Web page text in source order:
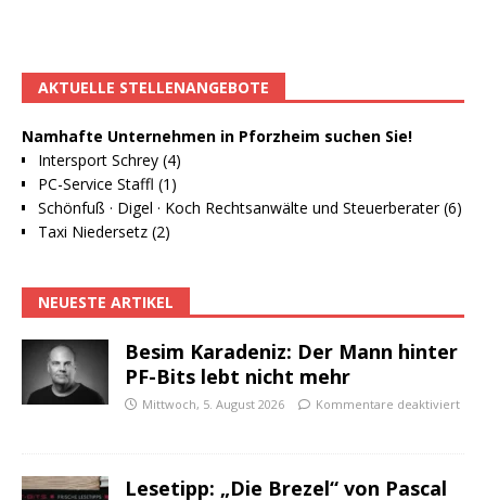
AKTUELLE STELLENANGEBOTE
Namhafte Unternehmen in Pforzheim suchen Sie!
Intersport Schrey (4)
PC-Service Staffl (1)
Schönfuß · Digel · Koch Rechtsanwälte und Steuerberater (6)
Taxi Niedersetz (2)
NEUESTE ARTIKEL
Besim Karadeniz: Der Mann hinter
PF-Bits lebt nicht mehr
Mittwoch, 5. August 2026 Kommentare deaktiviert
Lesetipp: „Die Brezel“ von Pascal